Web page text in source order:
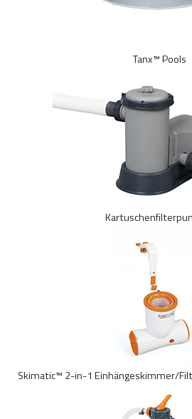
Tanx™ Pools
Skimatic™ 2-in-1 Einhängeskimmer/